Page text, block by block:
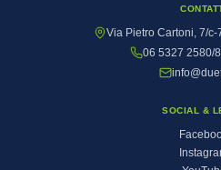
Via Pietro Cartoni, 7/
06 5327 2580/
SOCIAL &